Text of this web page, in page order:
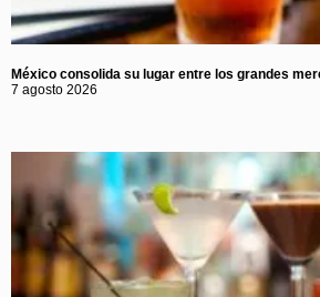
México consolida su lugar entre los grandes
7 agosto 2026